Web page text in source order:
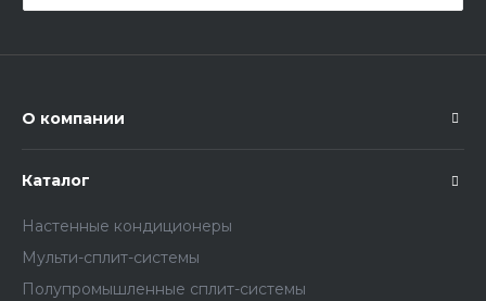
О компании
Каталог
Настенные кондиционеры
Мульти-сплит-системы
Полупромышленные сплит-системы